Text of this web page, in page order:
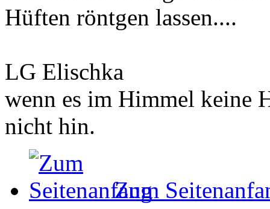
Hüften röntgen lassen....
LG Elischka
wenn es im Himmel keine
nicht hin.
Zum